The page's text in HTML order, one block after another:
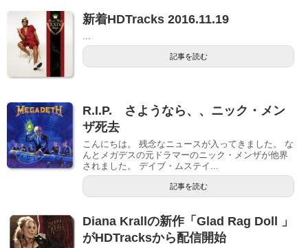
新着HDTracks 2016.11.19
記事を読む
R.I.P. さようなら、、ニック・メン
ザ死去
こんにちは。 残念なニュースが入ってきました。 な
んとメガデスの元ドラマーのニック・メンザが他界
されました。 デイブ・ムステイ...
記事を読む
Diana Krallの新作「Glad Rag Doll 」
がHDTracksから配信開始